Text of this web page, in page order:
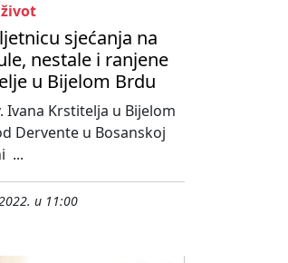
sjećanja na
nestale i ranjene
u Bijelom Brdu
Ivana Krstitelja u Bijelom
Dervente u Bosanskoj
...
u 11:00